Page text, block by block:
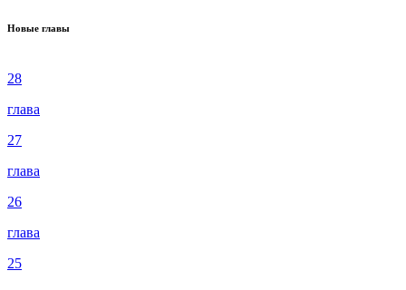
Новые главы
28
глава
27
глава
26
глава
25